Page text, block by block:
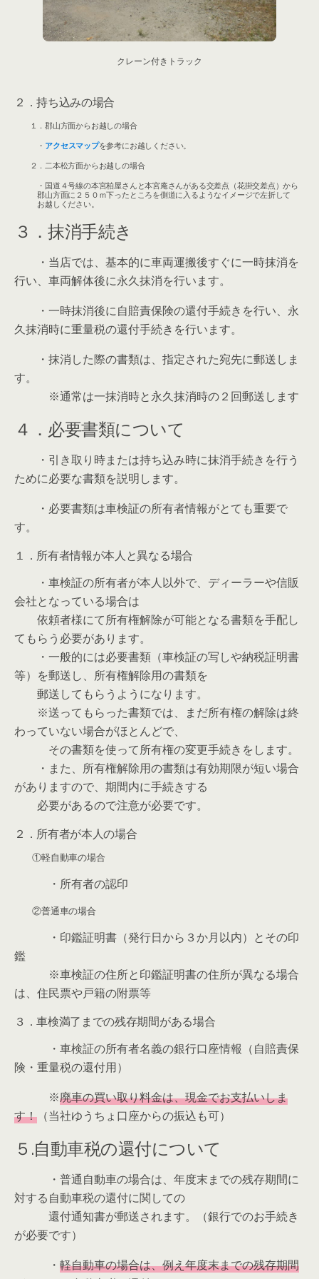
クレーン付きトラック
２．持ち込みの場合
１．郡山方面からお越しの場合
・ アクセスマップを参考にお越しください。
２．二本松方面からお越しの場合
・国道４号線の本宮柏屋さんと本宮庵さんがある交差点（花掛交差点）から
郡山方面に２５０ｍ下ったところを側道に入るようなイメージで左折して
お越しください。
３．抹消手続き
・当店では、基本的に車両運搬後すぐに一時抹消を
行い、車両解体後に永久抹消を行います。
・一時抹消後に自賠責保険の還付手続きを行い、永
久抹消時に重量税の還付手続きを行います。
・抹消した際の書類は、指定された宛先に郵送しま
す。
※通常は一抹消時と永久抹消時の２回郵送します
４．必要書類について
・引き取り時または持ち込み時に抹消手続きを行う
ために必要な書類を説明します。
・必要書類は車検証の所有者情報がとても重要で
す。
１．所有者情報が本人と異なる場合
・車検証の所有者が本人以外で、ディーラーや信販
会社となっている場合は
依頼者様にて所有権解除が可能となる書類を手配し
てもらう必要があります。
・一般的には必要書類（車検証の写しや納税証明書
等）を郵送し、所有権解除用の書類を
郵送してもらうようになります。
※送ってもらった書類では、まだ所有権の解除は終
わっていない場合がほとんどで、
その書類を使って所有権の変更手続きをします。
・また、所有権解除用の書類は有効期限が短い場合
がありますので、期間内に手続きする
必要があるので注意が必要です。
２．所有者が本人の場合
①軽自動車の場合
・所有者の認印
②普通車の場合
・印鑑証明書（発行日から３か月以内）とその印
鑑
※車検証の住所と印鑑証明書の住所が異なる場合
は、住民票や戸籍の附票等
３．車検満了までの残存期間がある場合
・車検証の所有者名義の銀行口座情報（自賠責保
険・重量税の還付用）
※廃車の買い取り料金は、現金でお支払いしま
す！ （当社ゆうちょ口座からの振込も可）
５.自動車税の還付について
・普通自動車の場合は、年度末までの残存期間に
対する自動車税の還付に関しての
還付通知書が郵送されます。（銀行でのお手続き
が必要です）
・ 軽自動車の場合は、例え年度末までの残存期間